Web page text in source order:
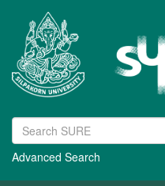
Advanced Search